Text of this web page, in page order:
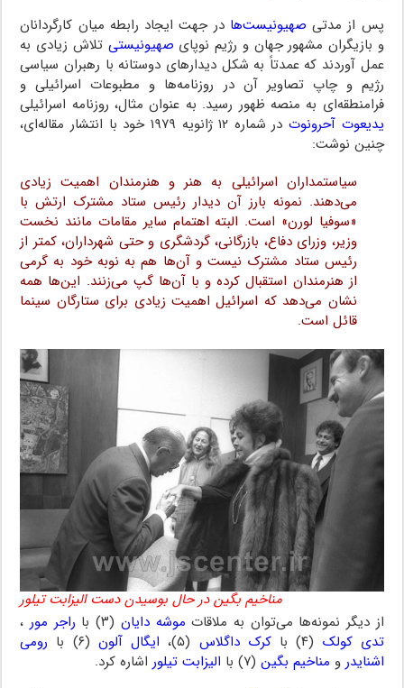
پس از مدتی صهیونیست‌ها در جهت ایجاد رابطه میان کارگردانان
و بازیگران مشهور جهان و رژیم نوپای صهیونیستی تلاش زیادی به
عمل آوردند که عمدتاً به شکل دیدارهای دوستانه با رهبران سیاسی
رژیم و چاپ تصاویر آن در روزنامه‌ها و مطبوعات اسرائیلی و
فرامنطقه‌ای به منصه ظهور رسید. به عنوان مثال، روزنامه اسرائیلی
یدیعوت آحرونوت
در شماره ۱۲ ژانویه ۱۹۷۹ خود با انتشار مقاله‌ای،
چنین نوشت:
سیاستمداران اسرائیلی به هنر و هنرمندان اهمیت زیادی
می‌دهند. نمونه بارز آن دیدار رئیس ستاد مشترک ارتش با
«سوفیا لورن» است. البته اهتمام سایر مقامات مانند نخست
وزیر، وزرای دفاع، بازرگانی، گردشگری و حتی شهرداران، کمتر از
رئیس ستاد مشترک نیست و آن‌ها هم به نوبه خود به گرمی
از هنرمندان استقبال کرده و با آن‌ها گپ می‌زنند. این‌ها همه
نشان می‌دهد که اسرائیل اهمیت زیادی برای ستارگان سینما
قائل است.
مناخیم بگین در حال بوسیدن دست الیزابت تیلور
از دیگر نمونه‌ها می‌توان به ملاقات موشه دایان (۳) با راجر مور ،
تدی کولک (۴) با کرک داگلاس (۵)، ایگال آلون (۶) با
رومی
اشنایدر و مناخیم بگین (۷) با الیزابت تیلور اشاره کرد.